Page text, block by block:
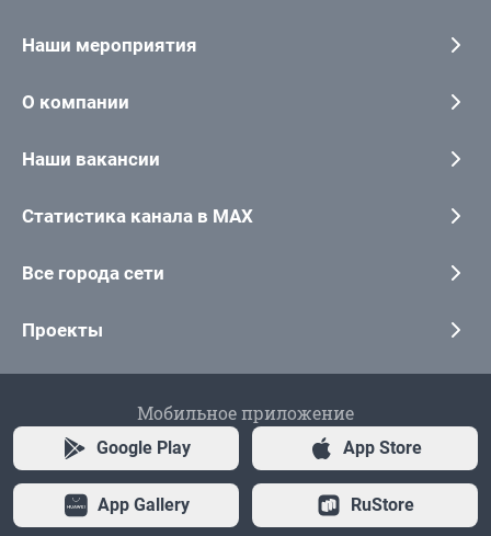
Наши мероприятия
О компании
Наши вакансии
Статистика канала в MAX
Все города сети
Проекты
Мобильное приложение
Google Play App Store
App Gallery RuStore